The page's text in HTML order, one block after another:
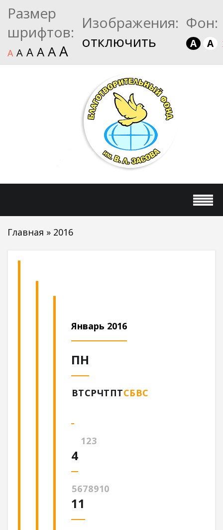
Размер
шрифтов:
A A A A AA
Изображения:
отключить
Фон:
A A
Главная » 2016
Январь 2016
ПН
ВТСРЧТПТСБВС
123
4
5678910
11